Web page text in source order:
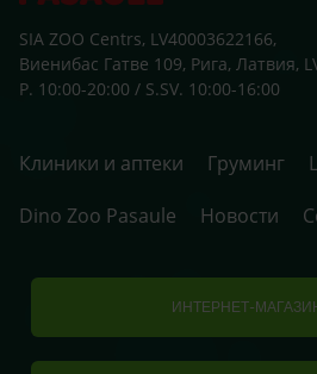
SIA ZOO Centrs, LV40003622166,
Виенибас Гатве 109, Рига, Латвия,
P. 10:00-20:00 / S.SV. 10:00-16:00
Клиники и аптеки Груминг
Dino Zoo Pasaule
Новости
ИНТЕРНЕТ-